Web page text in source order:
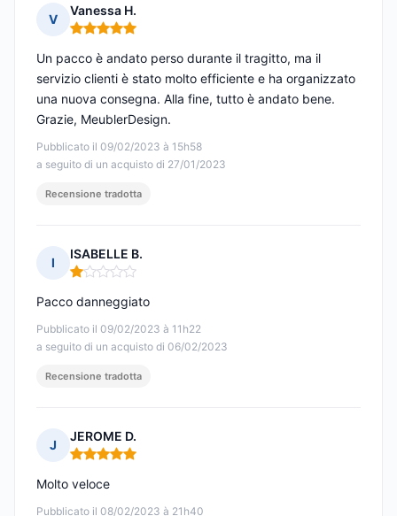
V
Vanessa H.
Nota: 5 su 5
Pubblicato il 09/02/2023 à 15h58
a seguito di un acquisto di 27/01/2023
Un pacco è andato perso durante il tragitto, ma il
servizio clienti è stato molto efficiente e ha organizzato
una nuova consegna. Alla fine, tutto è andato bene.
Grazie, MeublerDesign.
Recensione tradotta
I
ISABELLE B.
Nota: 1 su 5
Pubblicato il 09/02/2023 à 11h22
a seguito di un acquisto di 06/02/2023
Pacco danneggiato
Recensione tradotta
J
JEROME D.
Nota: 5 su 5
Pubblicato il 08/02/2023 à 21h40
Molto veloce